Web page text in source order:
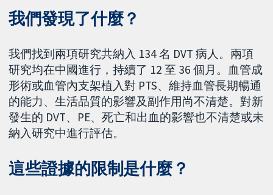
我們發現了什麼？
我們找到兩項研究共納入 134 名 DVT 病人。兩項
研究均在中國進行，持續了 12 至 36 個月。血管成
形術或血管內支架植入對 PTS、維持血管長期暢通
的能力、生活品質的影響及副作用尚不清楚。對新
發生的 DVT、PE、死亡和出血的影響也不清楚或未
納入研究中進行評估。
這些證據的限制是什麼？